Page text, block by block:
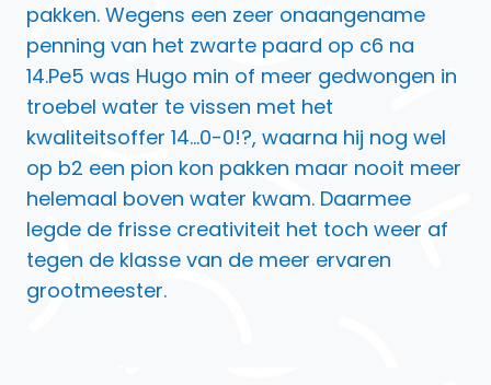
pakken. Wegens een zeer onaangename
penning van het zwarte paard op c6 na
14.Pe5 was Hugo min of meer gedwongen in
troebel water te vissen met het
kwaliteitsoffer 14…0-0!?, waarna hij nog wel
op b2 een pion kon pakken maar nooit meer
helemaal boven water kwam. Daarmee
legde de frisse creativiteit het toch weer af
tegen de klasse van de meer ervaren
grootmeester.